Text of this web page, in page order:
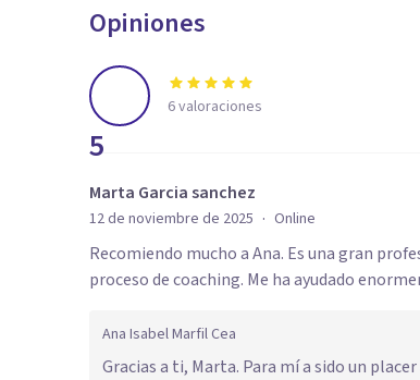
Opiniones
5
6valoraciones
Marta Garcia sanchez
12 de noviembre de 2025 · Online
Recomiendo mucho a Ana. Es una gran
proceso de coaching. Me ha ayudado
Ana Isabel Marfil Cea
Gracias a ti, Marta. Para mí a sido un